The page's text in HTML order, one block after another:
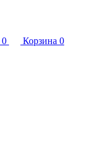
0 Корзина 0